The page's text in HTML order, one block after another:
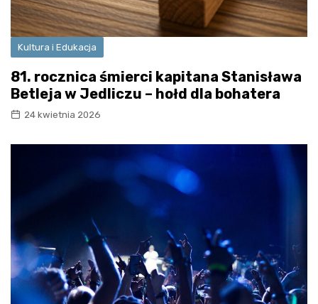
Kultura i Edukacja
81. rocznica śmierci kapitana Stanisława
Betleja w Jedliczu – hołd dla bohatera
24 kwietnia 2026